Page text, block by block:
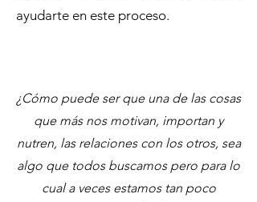
ayudarte en este proceso.
¿Cómo puede ser que una de las cosas
que más nos motivan, importan y
nutren, las relaciones con los otros, sea
algo que todos buscamos pero para lo
cual a veces estamos tan poco